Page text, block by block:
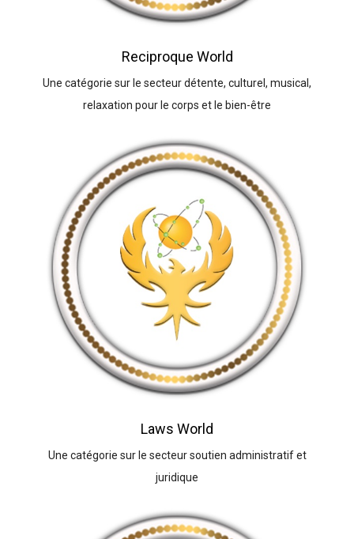
Reciproque World
Une catégorie sur le secteur détente, culturel, musical,
relaxation pour le corps et le bien-être
Laws World
Une catégorie sur le secteur soutien administratif et
juridique